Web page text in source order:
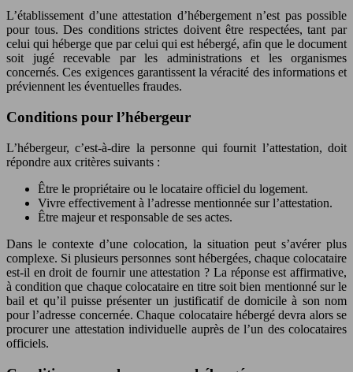
L’établissement d’une attestation d’hébergement n’est pas possible
pour tous. Des conditions strictes doivent être respectées, tant par
celui qui héberge que par celui qui est hébergé, afin que le document
soit jugé recevable par les administrations et les organismes
concernés. Ces exigences garantissent la véracité des informations et
préviennent les éventuelles fraudes.
Conditions pour l’hébergeur
L’hébergeur, c’est-à-dire la personne qui fournit l’attestation, doit
répondre aux critères suivants :
Être le propriétaire ou le locataire officiel du logement.
Vivre effectivement à l’adresse mentionnée sur l’attestation.
Être majeur et responsable de ses actes.
Dans le contexte d’une colocation, la situation peut s’avérer plus
complexe. Si plusieurs personnes sont hébergées, chaque colocataire
est-il en droit de fournir une attestation ? La réponse est affirmative,
à condition que chaque colocataire en titre soit bien mentionné sur le
bail et qu’il puisse présenter un justificatif de domicile à son nom
pour l’adresse concernée. Chaque colocataire hébergé devra alors se
procurer une attestation individuelle auprès de l’un des colocataires
officiels.